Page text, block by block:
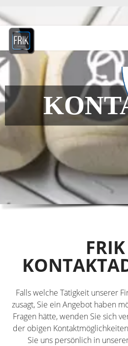
info@frik.hu
Slider - Kapcsolat német
Falls welche Tätigkeit unserer
zusagt, Sie ein Angebot haben
Fragen hätte, wenden Sie sich
der obigen
Sie uns persönlich in